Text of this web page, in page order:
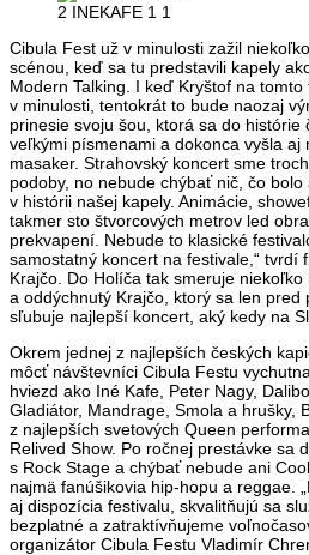
2 INEKAFE 1 1
Cibula Fest už v minulosti zažil
scénou, keď sa tu predstavili kapely
Modern Talking. I keď Kryštof na
v minulosti, tentokrát to bude naozaj
prinesie svoju šou, ktorá sa do histórie
veľkými písmenami a dokonca vyšla aj
masaker. Strahovský koncert sme
podoby, no nebude chýbať nič, čo
v histórii našej kapely. Animácie,
takmer sto štvorcových metrov led
prekvapení. Nebude to klasické
samostatný koncert na festivale,“ tvrdí
Krajčo. Do Holíča tak smeruje
a oddýchnutý Krajčo, ktorý sa len pred
sľubuje najlepší koncert, aký kedy na
Okrem jednej z najlepších českých
môcť návštevníci Cibula Festu
hviezd ako Iné Kafe, Peter Nagy,
Gladiátor, Mandrage, Smola a hrušky,
z najlepších svetových Queen
Relived Show. Po ročnej prestávke sa
s Rock Stage a chýbať nebude ani
najmä fanúšikovia hip-hopu a reggae.
aj dispozícia festivalu, skvalitňujú sa
bezplatné a zatraktívňujeme
organizátor Cibula Festu Vladimír